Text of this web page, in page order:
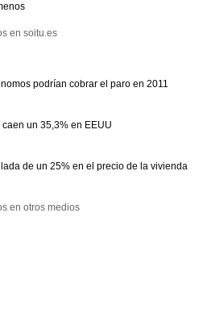
en soitu.es
podrían cobrar el paro en 2011
un 35,3% en EEUU
de un 25% en el precio de la vivienda
en otros medios